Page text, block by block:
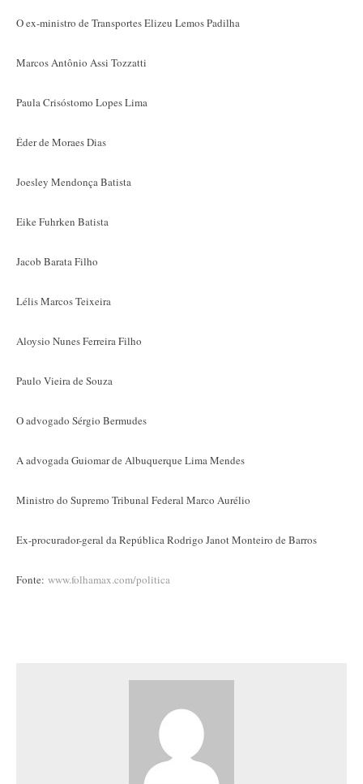
O ex-ministro de Transportes Elizeu Lemos Padilha
Marcos Antônio Assi Tozzatti
Paula Crisóstomo Lopes Lima
Éder de Moraes Dias
Joesley Mendonça Batista
Eike Fuhrken Batista
Jacob Barata Filho
Lélis Marcos Teixeira
Aloysio Nunes Ferreira Filho
Paulo Vieira de Souza
O advogado Sérgio Bermudes
A advogada Guiomar de Albuquerque Lima Mendes
Ministro do Supremo Tribunal Federal Marco Aurélio
Ex-procurador-geral da República Rodrigo Janot Monteiro de Barros
Fonte: www.folhamax.com/politica